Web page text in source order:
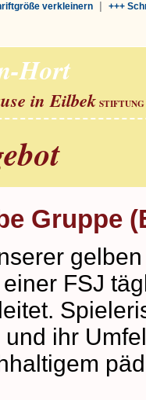
verkleinern| +++
Hort
in Eilbek
Gruppe
FSJ
und ihr